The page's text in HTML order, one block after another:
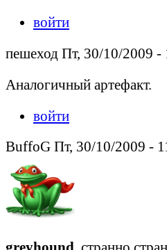
войти
пешеход Пт, 30/10/2009 -
Аналогичный артефакт.
войти
BuffoG Пт, 30/10/2009 -